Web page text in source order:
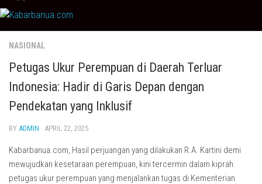
Skip
to
content
NASIONAL
Petugas Ukur Perempuan di Daerah Terluar
Indonesia: Hadir di Garis Depan dengan
Pendekatan yang Inklusif
BY ADMIN · APRIL 22, 2025
Kabarbanua.com, Hasil perjuangan yang dilakukan R.A. Kartini demi
mewujudkan kesetaraan perempuan, kini tercermin dalam kiprah
petugas ukur perempuan yang menjalankan tugas di Kementerian